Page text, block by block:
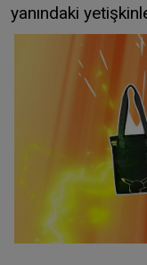
yanındaki